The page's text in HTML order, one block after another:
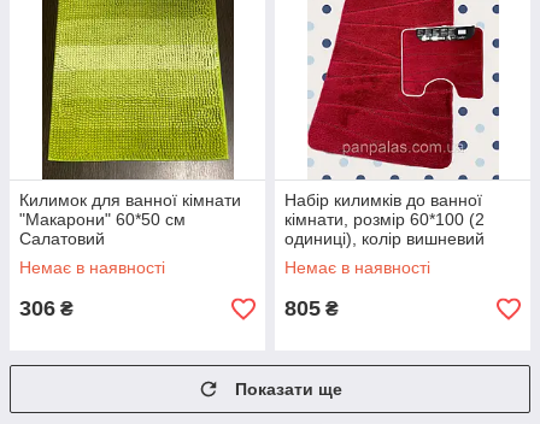
Килимок для ванної кімнати
"Макарони" 60*50 см
Салатовий
Немає в наявності
306 ₴
Набір килимків до ванної
кімнати, розмір 60*100 (2
одиниці), колір вишневий
Немає в наявності
805 ₴
Показати ще